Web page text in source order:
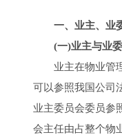
一、业主、业
(一)业主与业委
业主在物业管理
可以参照我国公司
业主委员会委员参
会主任由占整个物